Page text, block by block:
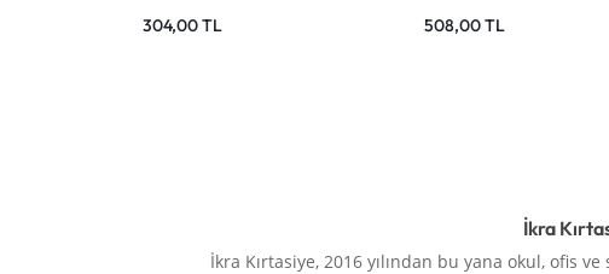
304,00TL
508,00TL
İkra
İkra Kırtasiye, 2016 yılından bu yana okul, ofis